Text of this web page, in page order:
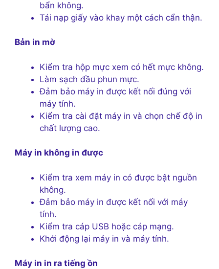
bẩn không.
Tái nạp giấy vào khay một cách cẩn thận.
Bản in mờ
Kiểm tra hộp mực xem có hết mực không.
Làm sạch đầu phun mực.
Đảm bảo máy in được kết nối đúng với
máy tính.
Kiểm tra cài đặt máy in và chọn chế độ in
chất lượng cao.
Máy in không in được
Kiểm tra xem máy in có được bật nguồn
không.
Đảm bảo máy in được kết nối với máy
tính.
Kiểm tra cáp USB hoặc cáp mạng.
Khởi động lại máy in và máy tính.
Máy in in ra tiếng ồn